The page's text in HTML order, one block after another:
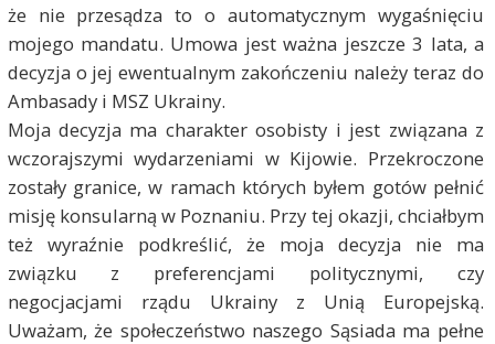
że nie przesądza to o automatycznym wygaśnięciu
mojego mandatu. Umowa jest ważna jeszcze 3 lata, a
decyzja o jej ewentualnym zakończeniu należy teraz do
Ambasady i MSZ Ukrainy.
Moja decyzja ma charakter osobisty i jest związana z
wczorajszymi wydarzeniami w Kijowie. Przekroczone
zostały granice, w ramach których byłem gotów pełnić
misję konsularną w Poznaniu. Przy tej okazji, chciałbym
też wyraźnie podkreślić, że moja decyzja nie ma
związku z preferencjami politycznymi, czy
negocjacjami rządu Ukrainy z Unią Europejską.
Uważam, że społeczeństwo naszego Sąsiada ma pełne